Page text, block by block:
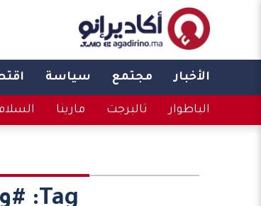
الأخبار مجتمع سياسة
الباطوار تالبرجت مارينا
Tag: